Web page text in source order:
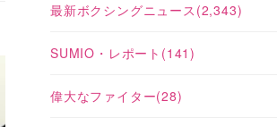
最新ボクシングニュース (2,343)
SUMIO・レポート (141)
偉大なファイター(28)